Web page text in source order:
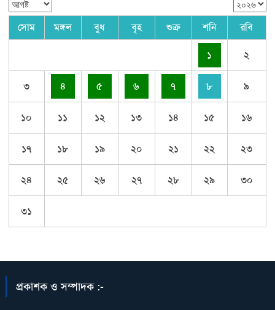
সোম মঙ্গল বুধ বৃহ শুক্র শনি রবি
১ ২
৩ ৪ ৫ ৬ ৭ ৮ ৯
১০ ১১ ১২ ১৩ ১৪ ১৫ ১৬
১৭ ১৮ ১৯ ২০ ২১ ২২ ২৩
২৪ ২৫ ২৬ ২৭ ২৮ ২৯ ৩০
৩১
প্রকাশক ও সম্পাদক :-